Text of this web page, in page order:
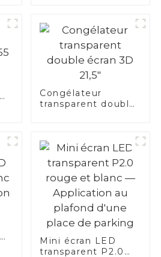
Congélateur
transparent double
Mini écran LED
transparent P2.0